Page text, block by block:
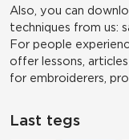
Also, you can
techniques from us:
For people
offer lessons,
for embroiderers,
Last tegs